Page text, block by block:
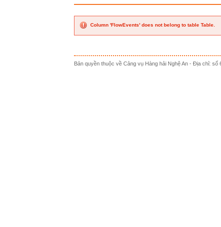
Column 'FlowEvents' does not belong to table Table.
Bản quyền thuộc về Cảng vụ Hàng hải Nghệ An - Địa chỉ: